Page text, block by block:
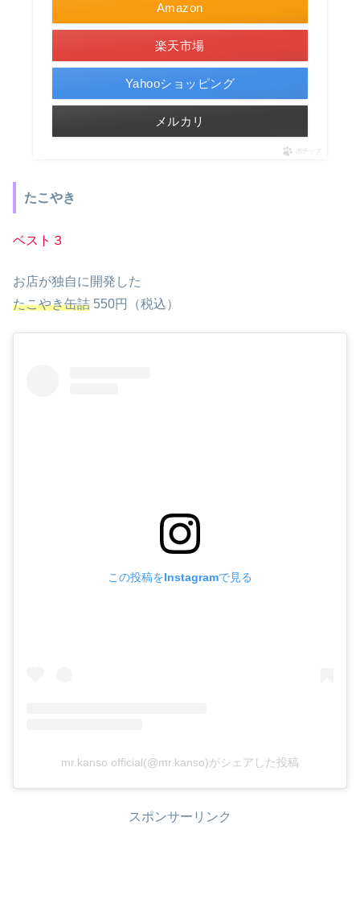
Amazon
楽天市場
Yahooショッピング
メルカリ
ポチップ
たこやき
ベスト３
お店が独自に開発した
たこやき缶詰 550円（税込）
この投稿をInstagramで見る
mr.kanso official(@mr.kanso)がシェアした投稿
スポンサーリンク